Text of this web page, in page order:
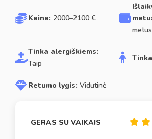
Kaina: 2000–2100 €
metus
Tinka alergiškiems:
Taip
Retumo lygis: Vidutinė
GERAS SU VAIKAIS